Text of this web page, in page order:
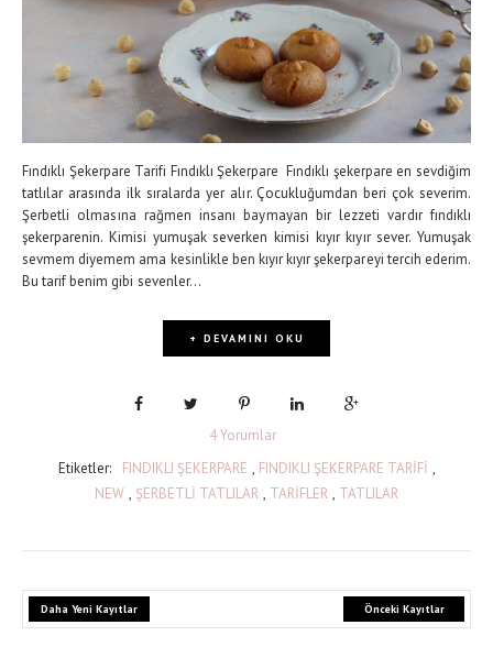
Fındıklı Şekerpare Tarifi Fındıklı Şekerpare Fındıklı şekerpare en sevdiğim
tatlılar arasında ilk sıralarda yer alır. Çocukluğumdan beri çok severim.
Şerbetli olmasına rağmen insanı baymayan bir lezzeti vardır fındıklı
şekerparenin. Kimisi yumuşak severken kimisi kıyır kıyır sever. Yumuşak
sevmem diyemem ama kesinlikle ben kıyır kıyır şekerpareyi tercih ederim.
Bu tarif benim gibi sevenler...
+ DEVAMINI OKU
4 Yorumlar
Etiketler:
FINDIKLI ŞEKERPARE , FINDIKLI ŞEKERPARE TARİFİ ,
NEW , ŞERBETLİ TATLILAR , TARİFLER , TATLILAR
Daha Yeni Kayıtlar Önceki Kayıtlar